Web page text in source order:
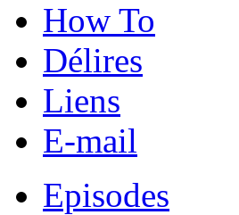
How To
Délires
Liens
E-mail
Episodes